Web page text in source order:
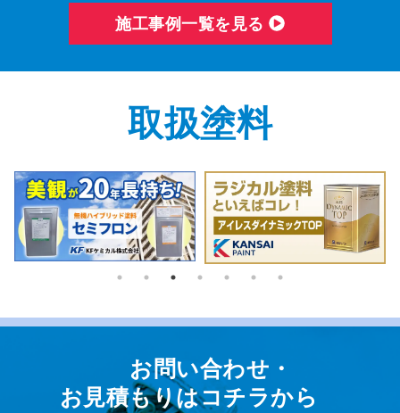
施⼯事例⼀覧を⾒る
取扱塗料
お問い合わせ・
お⾒積もりはコチラから